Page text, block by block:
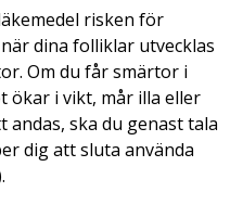
risken för
dina folliklar utvecklas
Om du får smärtor i
ökar i vikt, mår illa eller
ska du genast tala
dig att sluta använda